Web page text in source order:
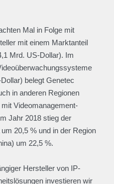
Mal in Folge mit
mit einem Marktanteil
Mrd. US-Dollar). Im
belegt Genetec
in anderen Regionen
Videomanagement-
Jahr 2018 stieg der
20,5 % und in der Region
um 22,5 %.
Hersteller von IP-
investieren wir